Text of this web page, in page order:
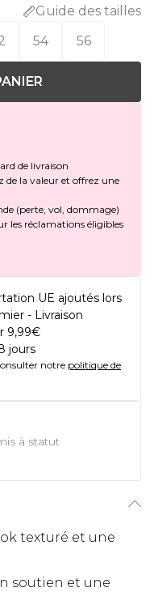
Guide des tailles
54 56
de livraison
de la valeur et offrez une
(perte, vol, dommage)
les réclamations éligibles
UE ajoutés lors
- Livraison
9,99€
jours
notre politique de
à statut
texturé et une
soutien et une